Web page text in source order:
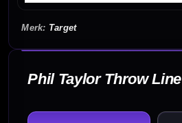
Target
Phil Taylor Throw Line